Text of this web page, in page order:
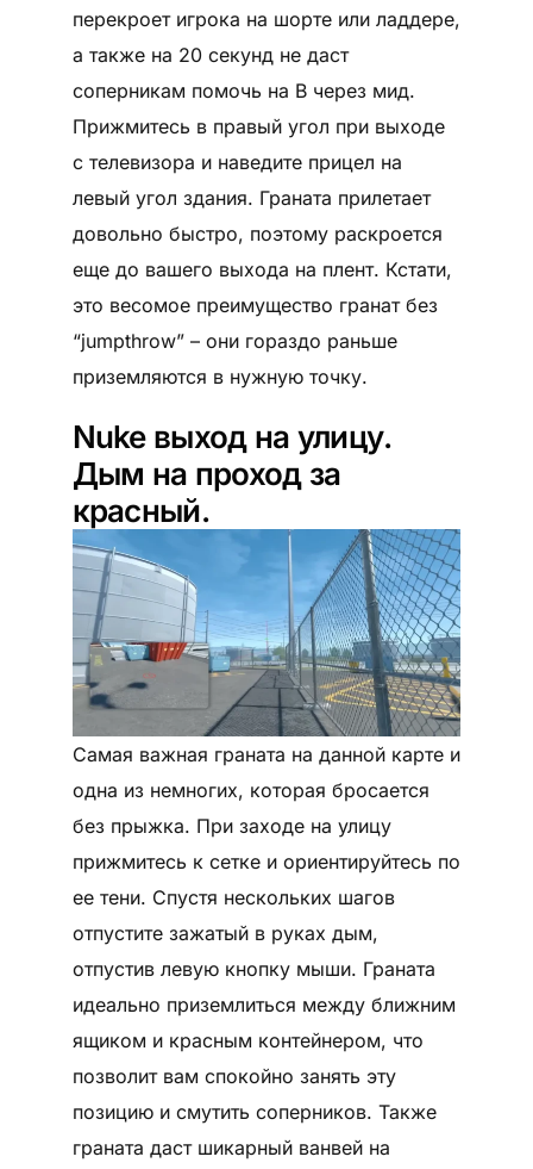
перекроет игрока на шорте или ладдере,
а также на 20 секунд не даст
соперникам помочь на B через мид.
Прижмитесь в правый угол при выходе
с телевизора и наведите прицел на
левый угол здания. Граната прилетает
довольно быстро, поэтому раскроется
еще до вашего выхода на плент. Кстати,
это весомое преимущество гранат без
“jumpthrow” – они гораздо раньше
приземляются в нужную точку.
Nuke выход на улицу.
Дым на проход за
красный.
Самая важная граната на данной карте и
одна из немногих, которая бросается
без прыжка. При заходе на улицу
прижмитесь к сетке и ориентируйтесь по
ее тени. Спустя нескольких шагов
отпустите зажатый в руках дым,
отпустив левую кнопку мыши. Граната
идеально приземлиться между ближним
ящиком и красным контейнером, что
позволит вам спокойно занять эту
позицию и смутить соперников. Также
граната даст шикарный ванвей на